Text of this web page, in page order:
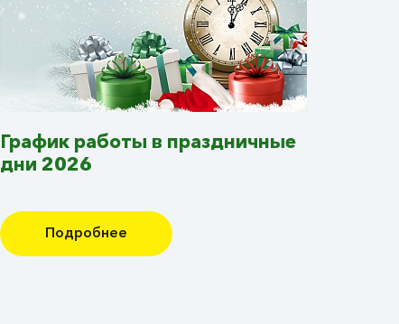
График работы в праздничные
дни 2026
Подробнее